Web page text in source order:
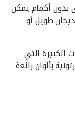
بدون أكمام يمكن
طويل أو
الكبيرة التي
بألوان رائعة